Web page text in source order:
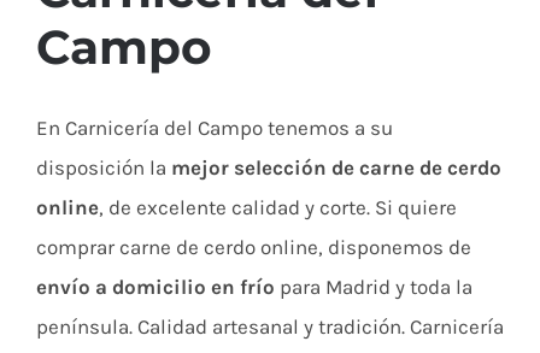
Campo
En Carnicería del Campo tenemos a su
disposición la mejor selección de carne de cerdo
online, de excelente calidad y corte. Si quiere
comprar carne de cerdo online, disponemos de
envío a domicilio en frío para Madrid y toda la
península. Calidad artesanal y tradición. Carnicería